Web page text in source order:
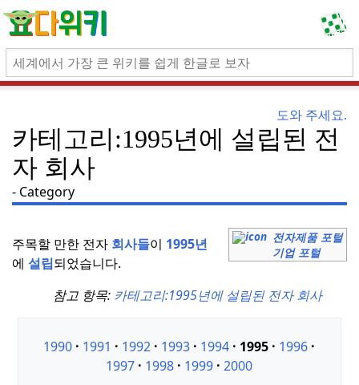
도와 주세요.
카테고리:1995년에 설립된 전
자 회사
Category
전자제품 포털
기업 포털
주목할 만한 전자 회사들이 1995년
에 설립되었습니다.
참고 항목: 카테고리:1995년에 설립된 전자 회사
1990 1991 1992 1993 1994 1995
1996
1997
1998 1999 2000